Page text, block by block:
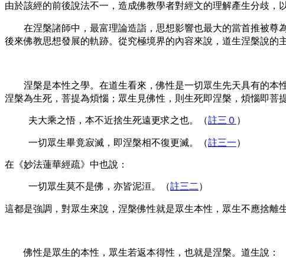
由於該經的前後說法不一，造成佛教學者對經文的理解產生分歧，
在涅槃諸師中，最富理論造詣，思想影響也最大的當首推被尊
後來佛教思想發展的軌跡。從究極境界的內容來說，道生涅槃說的
涅槃是本性之學。在道生看來，佛性是一切眾生先天具有的本
涅槃為生死，菩提為煩惱；眾生見佛性，則生死即涅槃，煩惱即菩
夫大乘之悟，本不近捨生死遠更求之也。（註三０ ）
一切眾生畢竟寂滅，即涅槃相不復更滅。（註三一）
在《妙法蓮華經疏》中也說：
一切眾生莫不是佛，亦皆泥洹。（註三二 ）
這都是強調，對眾生來說，涅槃佛性就是眾生本性，眾生不應捨離
佛性是眾生的本性，眾生若返本得性，也就是涅槃。道生說：